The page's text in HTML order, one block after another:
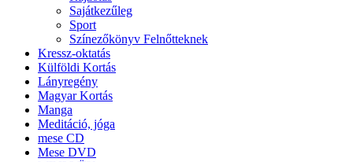
Sajátkezűleg
Sport
Színezőkönyv Felnőtteknek
Kressz-oktatás
Külföldi Kortás
Lányregény
Magyar Kortás
Manga
Meditáció, jóga
mese CD
Mese DVD